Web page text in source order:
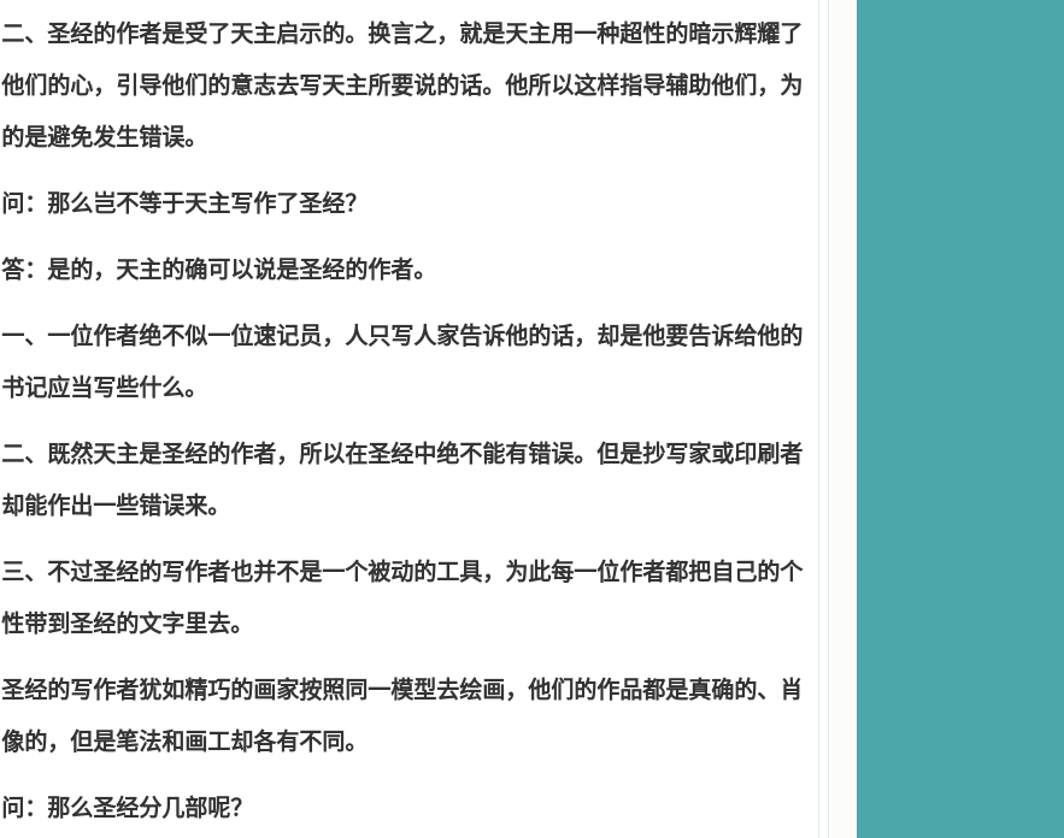
二、圣经的作者是受了天主启示的。换言之，就是天主用一种超性的暗示辉耀了
他们的心，引导他们的意志去写天主所要说的话。他所以这样指导辅助他们，为
的是避免发生错误。
问：那么岂不等于天主写作了圣经？
答：是的，天主的确可以说是圣经的作者。
一、一位作者绝不似一位速记员，人只写人家告诉他的话，却是他要告诉给他的
书记应当写些什么。
二、既然天主是圣经的作者，所以在圣经中绝不能有错误。但是抄写家或印刷者
却能作出一些错误来。
三、不过圣经的写作者也并不是一个被动的工具，为此每一位作者都把自己的个
性带到圣经的文字里去。
圣经的写作者犹如精巧的画家按照同一模型去绘画，他们的作品都是真确的、肖
像的，但是笔法和画工却各有不同。
问：那么圣经分几部呢？